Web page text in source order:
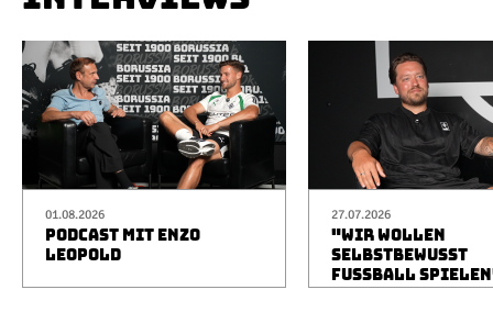
01.08.2026
PODCAST MIT ENZO
LEOPOLD
27.07.2026
"WIR WOLLEN
SELBSTBEWUSST
FUSSBALL